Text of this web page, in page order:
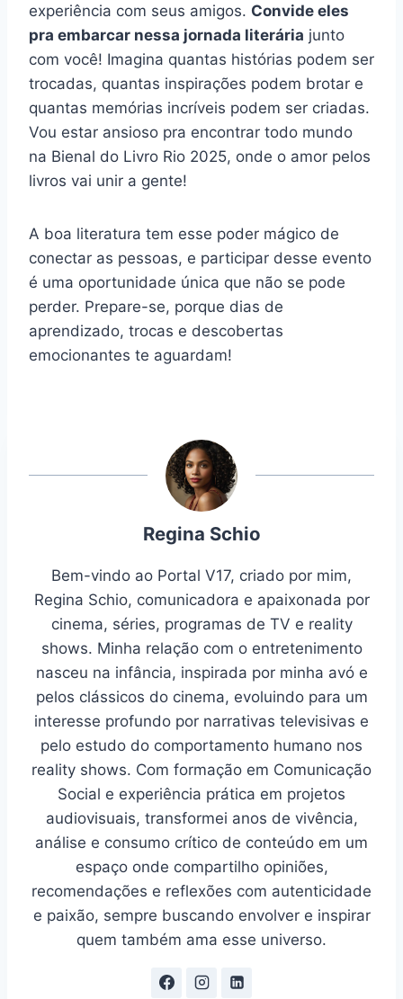
experiência com seus amigos. Convide eles
pra embarcar nessa jornada literária junto
com você! Imagina quantas histórias podem ser
trocadas, quantas inspirações podem brotar e
quantas memórias incríveis podem ser criadas.
Vou estar ansioso pra encontrar todo mundo
na Bienal do Livro Rio 2025, onde o amor pelos
livros vai unir a gente!
A boa literatura tem esse poder mágico de
conectar as pessoas, e participar desse evento
é uma oportunidade única que não se pode
perder. Prepare-se, porque dias de
aprendizado, trocas e descobertas
emocionantes te aguardam!
Regina Schio
Bem-vindo ao Portal V17, criado por mim,
Regina Schio, comunicadora e apaixonada por
cinema, séries, programas de TV e reality
shows. Minha relação com o entretenimento
nasceu na infância, inspirada por minha avó e
pelos clássicos do cinema, evoluindo para um
interesse profundo por narrativas televisivas e
pelo estudo do comportamento humano nos
reality shows. Com formação em Comunicação
Social e experiência prática em projetos
audiovisuais, transformei anos de vivência,
análise e consumo crítico de conteúdo em um
espaço onde compartilho opiniões,
recomendações e reflexões com autenticidade
e paixão, sempre buscando envolver e inspirar
quem também ama esse universo.